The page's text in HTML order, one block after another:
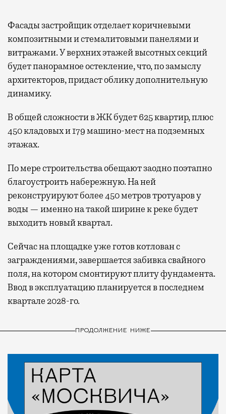
Фасады застройщик отделает коричневыми
композитными и стемалитовыми панелями и
витражами. У верхних этажей высотных секций
будет панорамное остекление, что, по замыслу
архитекторов, придаст облику дополнительную
динамику.
В общей сложности в ЖК будет 625 квартир, плюс
450 кладовых и 179 машино-мест на подземных
этажах.
По мере строительства обещают заодно поэтапно
благоустроить набережную. На ней
реконструируют более 450 метров тротуаров у
воды — именно на такой ширине к реке будет
выходить новый квартал.
Сейчас на площадке уже готов котлован с
заграждениями, завершается забивка свайного
поля, на котором смонтируют плиту фундамента.
Ввод в эксплуатацию планируется в последнем
квартале 2028-го.
ПРОДОЛЖЕНИЕ НИЖЕ